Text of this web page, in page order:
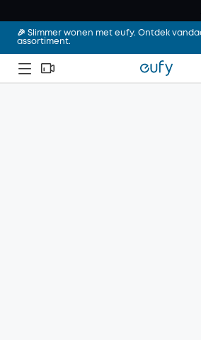
🎉 Slimmer wonen met eufy. Ontdek
assortiment.